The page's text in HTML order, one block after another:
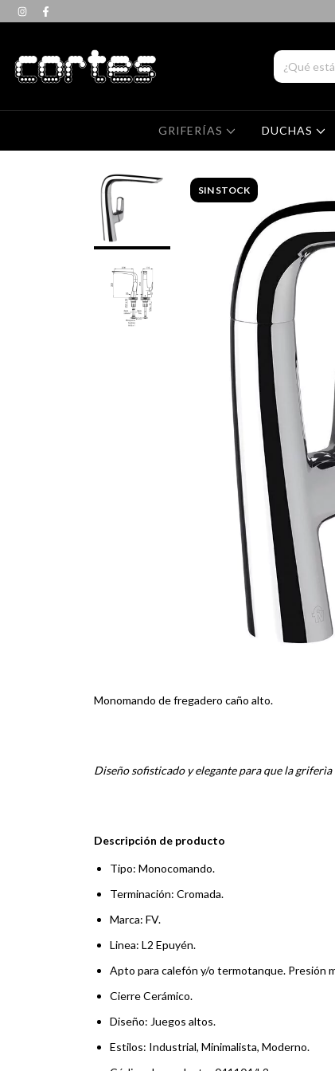
GRIFERÍAS DUCHAS
SIN STOCK
Monomando de fregadero caño alto.
Diseño sofisticado y elegante para que la
Descripción de producto
Tipo: Monocomando.
Terminación: Cromada.
Marca: FV.
Linea: L2 Epuyén.
Apto para calefón y/o termotanque. Presión
Cierre Cerámico.
Diseño: Juegos altos.
Estilos: Industrial, Minimalista, Moderno.